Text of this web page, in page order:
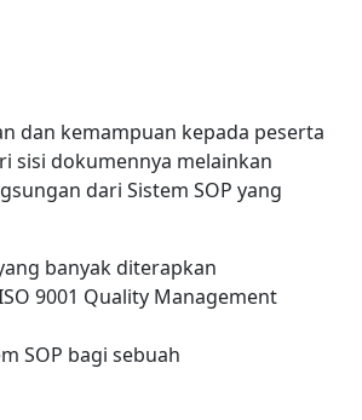
dan kemampuan kepada peserta
sisi dokumennya melainkan
dari Sistem SOP yang
banyak diterapkan
9001 Quality Management
SOP bagi sebuah